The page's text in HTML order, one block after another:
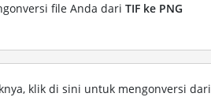
file Anda dari TIF ke PNG
klik di sini untuk mengonversi dari